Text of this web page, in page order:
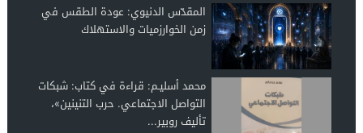
المقدّس الدنيوي: عودة الطقس في
زمن الخوارزميات والاستهلاك
محمد أسليـم: قراءة في كتاب: شبكات
التواصل الاجتماعي. حرب التنينين»،
تأليف روبير...